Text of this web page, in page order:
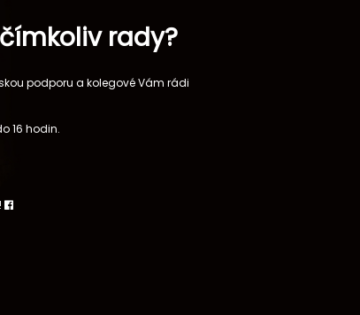
rady?
podporu a kolegové Vám rádi
16 hodin.